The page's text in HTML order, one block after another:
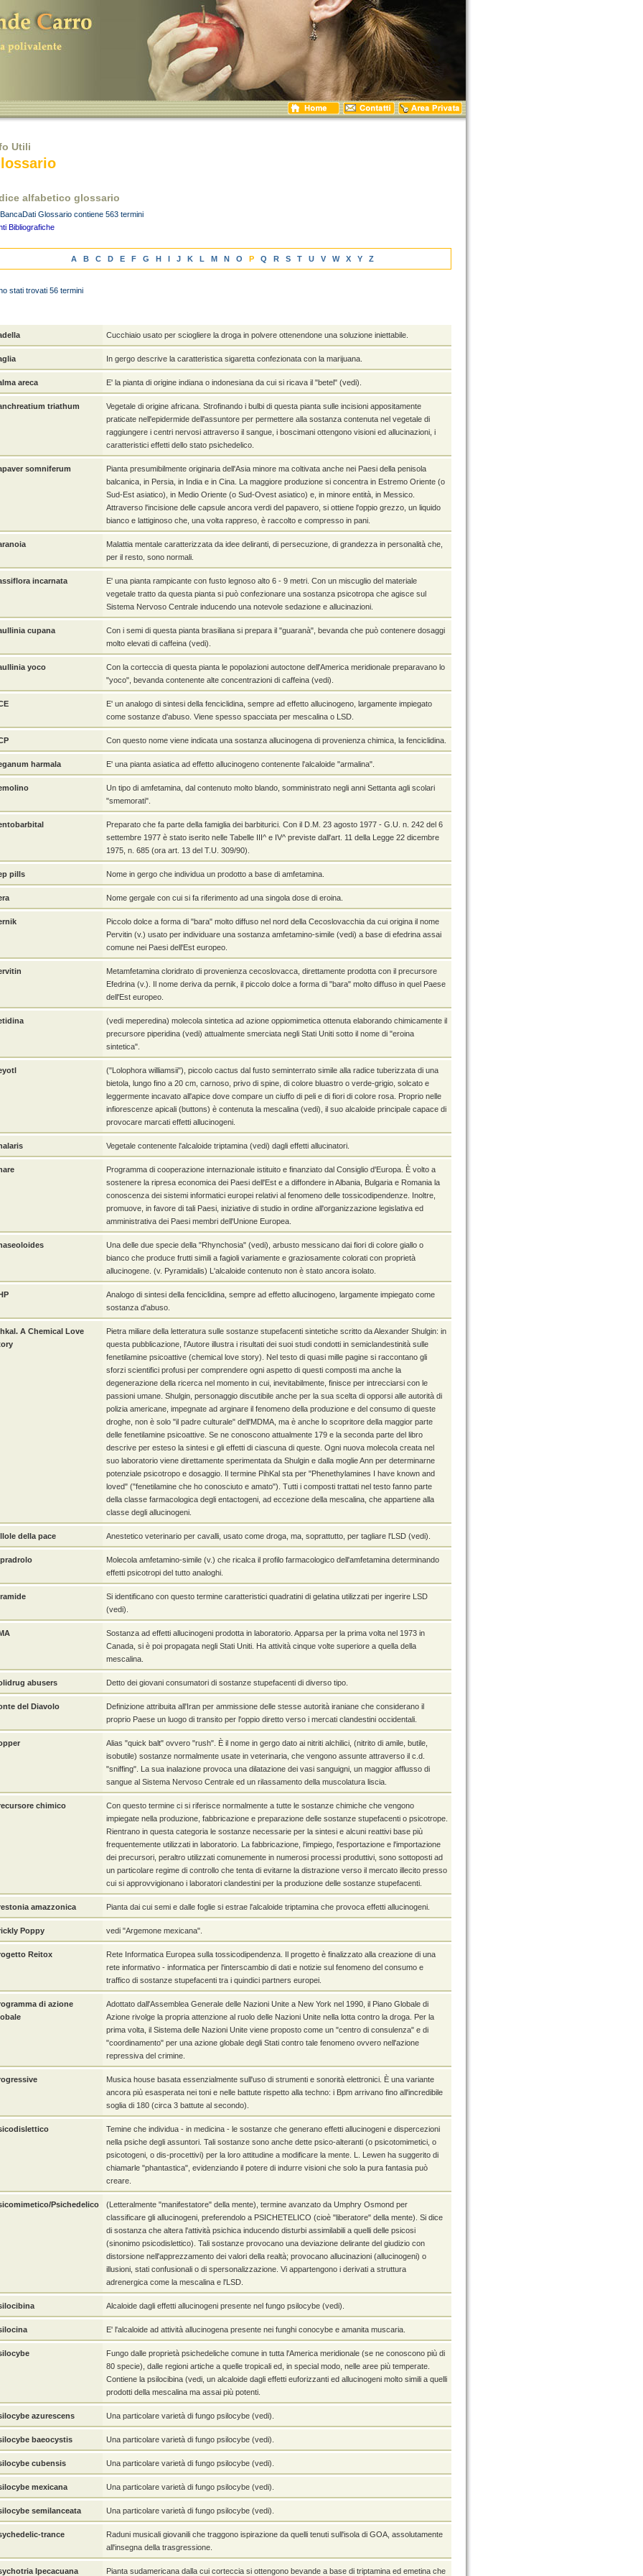
Utili
alfabetico glossario
Glossario contiene 563 termini
Bibliografiche
A B C D E F G H I J K L M N O P Q R S T U V W X Y Z
stati trovati 56 termini
Cucchiaio usato per sciogliere la droga in polvere ottenendone una soluzione iniettabile.
In gergo descrive la caratteristica sigaretta confezionata con la marijuana.
areca E' la pianta di origine indiana o indonesiana da cui si ricava il "betel" (vedi).
triathum
Vegetale di origine africana. Strofinando i bulbi di questa pianta sulle incisioni appositamente
praticate nell'epidermide dell'assuntore per permettere alla sostanza contenuta nel vegetale di
raggiungere i centri nervosi attraverso il sangue, i boscimani ottengono visioni ed allucinazioni, i
caratteristici effetti dello stato psichedelico.
somniferum
Pianta presumibilmente originaria dell'Asia minore ma coltivata anche nei Paesi della penisola
balcanica, in Persia, in India e in Cina. La maggiore produzione si concentra in Estremo Oriente (o
Sud-Est asiatico), in Medio Oriente (o Sud-Ovest asiatico) e, in minore entità, in Messico.
Attraverso l'incisione delle capsule ancora verdi del papavero, si ottiene l'oppio grezzo, un liquido
bianco e lattiginoso che, una volta rappreso, è raccolto e compresso in pani.
Malattia mentale caratterizzata da idee deliranti, di persecuzione, di grandezza in personalità che,
per il resto, sono normali.
incarnata
E' una pianta rampicante con fusto legnoso alto 6 - 9 metri. Con un miscuglio del materiale
vegetale tratto da questa pianta si può confezionare una sostanza psicotropa che agisce sul
Sistema Nervoso Centrale inducendo una notevole sedazione e allucinazioni.
cupana
Con i semi di questa pianta brasiliana si prepara il "guaranà", bevanda che può contenere dosaggi
molto elevati di caffeina (vedi).
yoco
Con la corteccia di questa pianta le popolazioni autoctone dell'America meridionale preparavano lo
"yoco", bevanda contenente alte concentrazioni di caffeina (vedi).
E' un analogo di sintesi della fenciclidina, sempre ad effetto allucinogeno, largamente impiegato
come sostanze d'abuso. Viene spesso spacciata per mescalina o LSD.
Con questo nome viene indicata una sostanza allucinogena di provenienza chimica, la fenciclidina.
harmala E' una pianta asiatica ad effetto allucinogeno contenente l'alcaloide "armalina".
Un tipo di amfetamina, dal contenuto molto blando, somministrato negli anni Settanta agli scolari
"smemorati".
Preparato che fa parte della famiglia dei barbiturici. Con il D.M. 23 agosto 1977 - G.U. n. 242 del 6
settembre 1977 è stato iserito nelle Tabelle III^ e IV^ previste dall'art. 11 della Legge 22 dicembre
1975, n. 685 (ora art. 13 del T.U. 309/90).
pills Nome in gergo che individua un prodotto a base di amfetamina.
Nome gergale con cui si fa riferimento ad una singola dose di eroina.
Piccolo dolce a forma di "bara" molto diffuso nel nord della Cecoslovacchia da cui origina il nome
Pervitin (v.) usato per individuare una sostanza amfetamino-simile (vedi) a base di efedrina assai
comune nei Paesi dell'Est europeo.
Metamfetamina cloridrato di provenienza cecoslovacca, direttamente prodotta con il precursore
Efedrina (v.). Il nome deriva da pernik, il piccolo dolce a forma di "bara" molto diffuso in quel Paese
dell'Est europeo.
(vedi meperedina) molecola sintetica ad azione oppiomimetica ottenuta elaborando chimicamente il
precursore piperidina (vedi) attualmente smerciata negli Stati Uniti sotto il nome di "eroina
sintetica".
("Lolophora williamsii"), piccolo cactus dal fusto seminterrato simile alla radice tuberizzata di una
bietola, lungo fino a 20 cm, carnoso, privo di spine, di colore bluastro o verde-grigio, solcato e
leggermente incavato all'apice dove compare un ciuffo di peli e di fiori di colore rosa. Proprio nelle
infiorescenze apicali (buttons) è contenuta la mescalina (vedi), il suo alcaloide principale capace di
provocare marcati effetti allucinogeni.
Vegetale contenente l'alcaloide triptamina (vedi) dagli effetti allucinatori.
Programma di cooperazione internazionale istituito e finanziato dal Consiglio d'Europa. È volto a
sostenere la ripresa economica dei Paesi dell'Est e a diffondere in Albania, Bulgaria e Romania la
conoscenza dei sistemi informatici europei relativi al fenomeno delle tossicodipendenze. Inoltre,
promuove, in favore di tali Paesi, iniziative di studio in ordine all'organizzazione legislativa ed
amministrativa dei Paesi membri dell'Unione Europea.
Una delle due specie della "Rhynchosia" (vedi), arbusto messicano dai fiori di colore giallo o
bianco che produce frutti simili a fagioli variamente e graziosamente colorati con proprietà
allucinogene. (v. Pyramidalis) L'alcaloide contenuto non è stato ancora isolato.
Analogo di sintesi della fenciclidina, sempre ad effetto allucinogeno, largamente impiegato come
sostanza d'abuso.
A Chemical Love
Pietra miliare della letteratura sulle sostanze stupefacenti sintetiche scritto da Alexander Shulgin: in
questa pubblicazione, l'Autore illustra i risultati dei suoi studi condotti in semiclandestinità sulle
fenetilamine psicoattive (chemical love story). Nel testo di quasi mille pagine si raccontano gli
sforzi scientifici profusi per comprendere ogni aspetto di questi composti ma anche la
degenerazione della ricerca nel momento in cui, inevitabilmente, finisce per intrecciarsi con le
passioni umane. Shulgin, personaggio discutibile anche per la sua scelta di opporsi alle autorità di
polizia americane, impegnate ad arginare il fenomeno della produzione e del consumo di queste
droghe, non è solo "il padre culturale" dell'MDMA, ma è anche lo scopritore della maggior parte
delle fenetilamine psicoattive. Se ne conoscono attualmente 179 e la seconda parte del libro
descrive per esteso la sintesi e gli effetti di ciascuna di queste. Ogni nuova molecola creata nel
suo laboratorio viene direttamente sperimentata da Shulgin e dalla moglie Ann per determinarne
potenziale psicotropo e dosaggio. Il termine PihKal sta per "Phenethylamines I have known and
loved" ("fenetilamine che ho conosciuto e amato"). Tutti i composti trattati nel testo fanno parte
della classe farmacologica degli entactogeni, ad eccezione della mescalina, che appartiene alla
classe degli allucinogeni.
della pace Anestetico veterinario per cavalli, usato come droga, ma, soprattutto, per tagliare l'LSD (vedi).
Molecola amfetamino-simile (v.) che ricalca il profilo farmacologico dell'amfetamina determinando
effetti psicotropi del tutto analoghi.
Si identificano con questo termine caratteristici quadratini di gelatina utilizzati per ingerire LSD
(vedi).
Sostanza ad effetti allucinogeni prodotta in laboratorio. Apparsa per la prima volta nel 1973 in
Canada, si è poi propagata negli Stati Uniti. Ha attività cinque volte superiore a quella della
mescalina.
abusers Detto dei giovani consumatori di sostanze stupefacenti di diverso tipo.
del Diavolo
Definizione attribuita all'Iran per ammissione delle stesse autorità iraniane che considerano il
proprio Paese un luogo di transito per l'oppio diretto verso i mercati clandestini occidentali.
Alias "quick balt" ovvero "rush". È il nome in gergo dato ai nitriti alchilici, (nitrito di amile, butile,
isobutile) sostanze normalmente usate in veterinaria, che vengono assunte attraverso il c.d.
"sniffing". La sua inalazione provoca una dilatazione dei vasi sanguigni, un maggior afflusso di
sangue al Sistema Nervoso Centrale ed un rilassamento della muscolatura liscia.
chimico
Con questo termine ci si riferisce normalmente a tutte le sostanze chimiche che vengono
impiegate nella produzione, fabbricazione e preparazione delle sostanze stupefacenti o psicotrope.
Rientrano in questa categoria le sostanze necessarie per la sintesi e alcuni reattivi base più
frequentemente utilizzati in laboratorio. La fabbricazione, l'impiego, l'esportazione e l'importazione
dei precursori, peraltro utilizzati comunemente in numerosi processi produttivi, sono sottoposti ad
un particolare regime di controllo che tenta di evitarne la distrazione verso il mercato illecito presso
cui si approvvigionano i laboratori clandestini per la produzione delle sostanze stupefacenti.
amazzonica Pianta dai cui semi e dalle foglie si estrae l'alcaloide triptamina che provoca effetti allucinogeni.
Poppy vedi "Argemone mexicana".
Reitox
Rete Informatica Europea sulla tossicodipendenza. Il progetto è finalizzato alla creazione di una
rete informativo - informatica per l'interscambio di dati e notizie sul fenomeno del consumo e
traffico di sostanze stupefacenti tra i quindici partners europei.
di azione
Adottato dall'Assemblea Generale delle Nazioni Unite a New York nel 1990, il Piano Globale di
Azione rivolge la propria attenzione al ruolo delle Nazioni Unite nella lotta contro la droga. Per la
prima volta, il Sistema delle Nazioni Unite viene proposto come un "centro di consulenza" e di
"coordinamento" per una azione globale degli Stati contro tale fenomeno ovvero nell'azione
repressiva del crimine.
Musica house basata essenzialmente sull'uso di strumenti e sonorità elettronici. È una variante
ancora più esasperata nei toni e nelle battute rispetto alla techno: i Bpm arrivano fino all'incredibile
soglia di 180 (circa 3 battute al secondo).
Temine che individua - in medicina - le sostanze che generano effetti allucinogeni e dispercezioni
nella psiche degli assuntori. Tali sostanze sono anche dette psico-alteranti (o psicotomimetici, o
psicotogeni, o dis-procettivi) per la loro attitudine a modificare la mente. L. Lewen ha suggerito di
chiamarle "phantastica", evidenziando il potere di indurre visioni che solo la pura fantasia può
creare.
Psichedelico
(Letteralmente "manifestatore" della mente), termine avanzato da Umphry Osmond per
classificare gli allucinogeni, preferendolo a PSICHETELICO (cioè "liberatore" della mente). Si dice
di sostanza che altera l'attività psichica inducendo disturbi assimilabili a quelli delle psicosi
(sinonimo psicodislettico). Tali sostanze provocano una deviazione delirante del giudizio con
distorsione nell'apprezzamento dei valori della realtà; provocano allucinazioni (allucinogeni) o
illusioni, stati confusionali o di spersonalizzazione. Vi appartengono i derivati a struttura
adrenergica come la mescalina e l'LSD.
Alcaloide dagli effetti allucinogeni presente nel fungo psilocybe (vedi).
E' l'alcaloide ad attività allucinogena presente nei funghi conocybe e amanita muscaria.
Fungo dalle proprietà psichedeliche comune in tutta l'America meridionale (se ne conoscono più di
80 specie), dalle regioni artiche a quelle tropicali ed, in special modo, nelle aree più temperate.
Contiene la psilocibina (vedi, un alcaloide dagli effetti euforizzanti ed allucinogeni molto simili a quelli
prodotti della mescalina ma assai più potenti.
azurescens Una particolare varietà di fungo psilocybe (vedi).
baeocystis Una particolare varietà di fungo psilocybe (vedi).
cubensis Una particolare varietà di fungo psilocybe (vedi).
mexicana Una particolare varietà di fungo psilocybe (vedi).
semilanceata Una particolare varietà di fungo psilocybe (vedi).
trance
Raduni musicali giovanili che traggono ispirazione da quelli tenuti sull'isola di GOA, assolutamente
all'insegna della trasgressione.
Ipecacuana Pianta sudamericana dalla cui corteccia si ottengono bevande a base di triptamina ed emetina che